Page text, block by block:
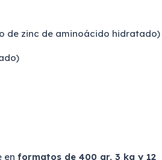
de zinc de aminoácido hidratado)
en formatos de 400 gr, 3 kg y 12